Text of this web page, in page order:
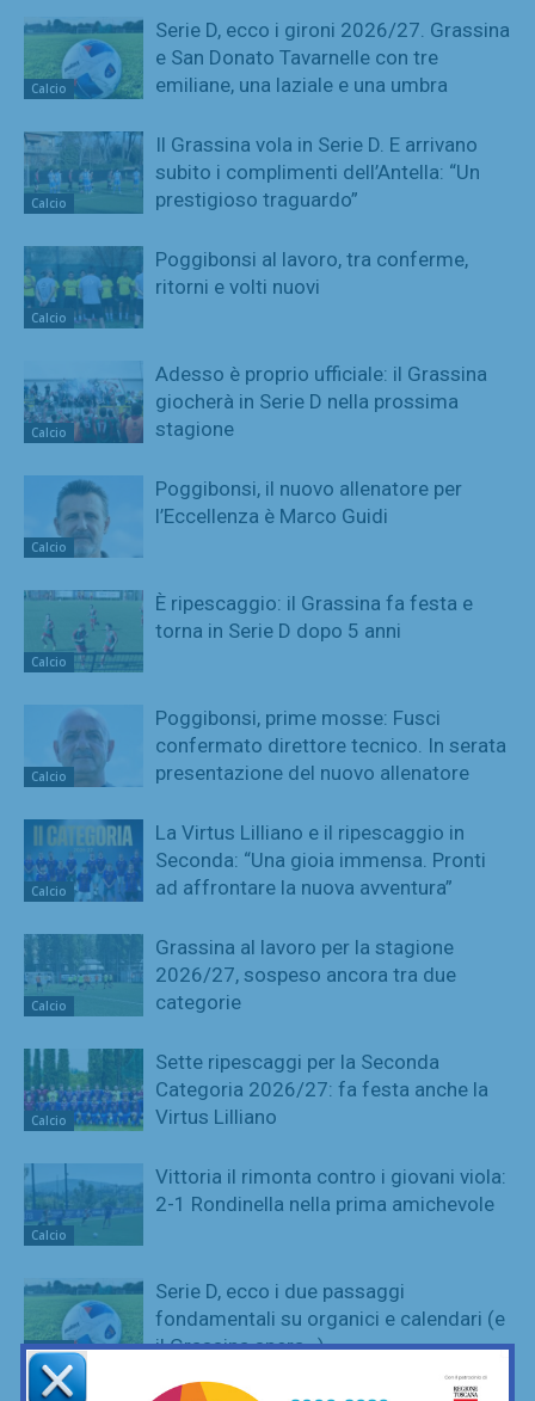
Calcio
Serie D, ecco i gironi 2026/27. Grassina
e San Donato Tavarnelle con tre
emiliane, una laziale e una umbra
Calcio
Il Grassina vola in Serie D. E arrivano
subito i complimenti dell’Antella: “Un
prestigioso traguardo”
Calcio
Poggibonsi al lavoro, tra conferme,
ritorni e volti nuovi
Calcio
Adesso è proprio ufficiale: il Grassina
giocherà in Serie D nella prossima
stagione
Calcio
Poggibonsi, il nuovo allenatore per
l’Eccellenza è Marco Guidi
Calcio
È ripescaggio: il Grassina fa festa e
torna in Serie D dopo 5 anni
Calcio
Poggibonsi, prime mosse: Fusci
confermato direttore tecnico. In serata
presentazione del nuovo allenatore
Calcio
La Virtus Lilliano e il ripescaggio in
Seconda: “Una gioia immensa. Pronti
ad affrontare la nuova avventura”
Calcio
Grassina al lavoro per la stagione
2026/27, sospeso ancora tra due
categorie
Calcio
Sette ripescaggi per la Seconda
Categoria 2026/27: fa festa anche la
Virtus Lilliano
Calcio
Vittoria il rimonta contro i giovani viola:
2-1 Rondinella nella prima amichevole
Calcio
Serie D, ecco i due passaggi
fondamentali su organici e calendari (e
il Grassina spera…)